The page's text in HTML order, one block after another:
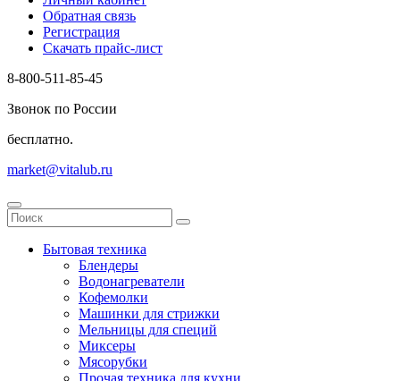
Обратная связь
Регистрация
Скачать прайс-лист
8-800-511-85-45
Звонок по России
бесплатно.
market@vitalub.ru
Бытовая техника
Блендеры
Водонагреватели
Кофемолки
Машинки для стрижки
Мельницы для специй
Миксеры
Мясорубки
Прочая техника для кухни